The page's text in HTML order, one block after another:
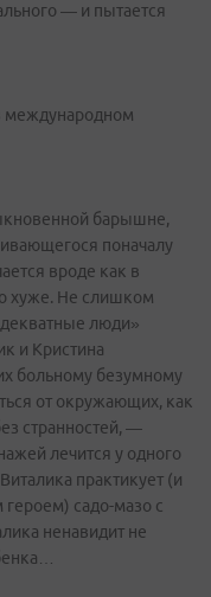
— и пытается
международном
барышне,
поначалу
вроде как в
хуже. Не слишком
люди»
и Кристина
больному безумному
от окружающих, как
странностей, —
лечится у одного
практикует (и
героем) садо-мазо с
ненавидит не